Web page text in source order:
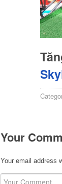
Your
Your email address